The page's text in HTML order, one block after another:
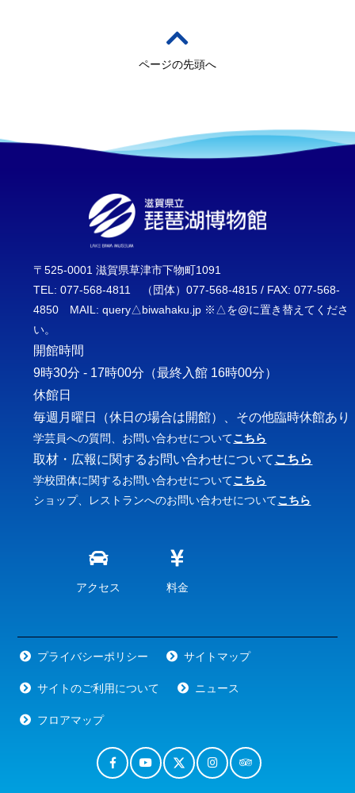
ページの先頭へ
〒525-0001 滋賀県草津市下物町1091
TEL: 077-568-4811 （団体）077-568-4815 / FAX: 077-568-
4850 MAIL: query△biwahaku.jp ※△を@に置き替えてくださ
い。
開館時間
9時30分 - 17時00分 （最終入館 16時00分）
休館日
毎週月曜日（休日の場合は開館）、その他臨時休館あり
学芸員への質問、お問い合わせについてこちら
取材・広報に関するお問い合わせについて こちら
学校団体に関するお問い合わせについてこちら
ショップ、レストランへのお問い合わせについてこちら
アクセス 料金
プライバシーポリシー サイトマップ
サイトのご利用について ニュース
フロアマップ